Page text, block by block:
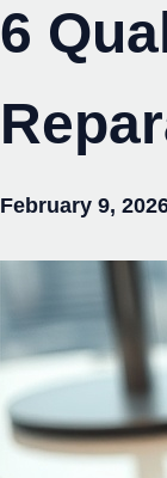
6
February 9,